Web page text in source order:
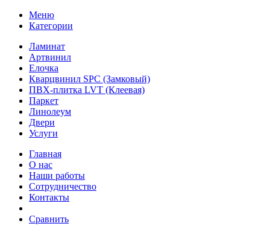
Меню
Категории
Ламинат
Артвинил
Елочка
Кварцвинил SPC (Замковый)
ПВХ-плитка LVT (Клеевая)
Паркет
Линолеум
Двери
Услуги
Главная
О нас
Наши работы
Сотрудничество
Контакты
Сравнить